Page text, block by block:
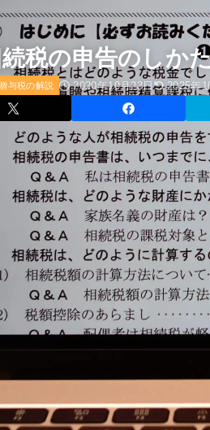
続税の申告のしか
与税の解説 2020年10月23日 2025年